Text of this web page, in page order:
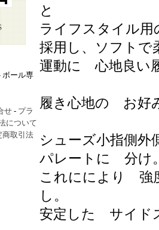
と
ライフスタイル
採用し、ソフト
運動に 心地良い
履き心地の お好
シューズ小指側
パレートに 分け
これににより 強
し。
安定した サイド
ボール専
せ - プラ
について
商取引法